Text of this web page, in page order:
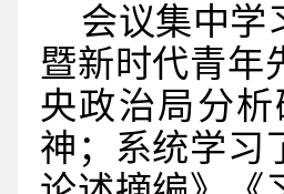
会议集中学
暨新时代青年
央政治局分
神 ； 系统学习